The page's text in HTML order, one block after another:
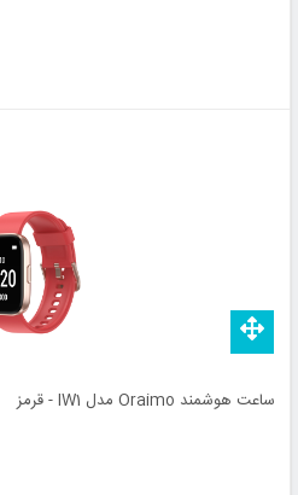
ساعت هوشمند Oraimo مدل IW1 - قرمز